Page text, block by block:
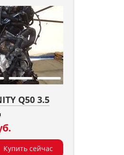
Q50 3.5
Купить сейчас